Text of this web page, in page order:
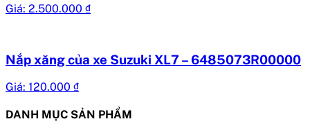
Giá: 2.500.000 ₫
Nắp xăng của xe Suzuki XL7 – 6485073R00000
Giá: 120.000 ₫
DANH MỤC SẢN PHẨM